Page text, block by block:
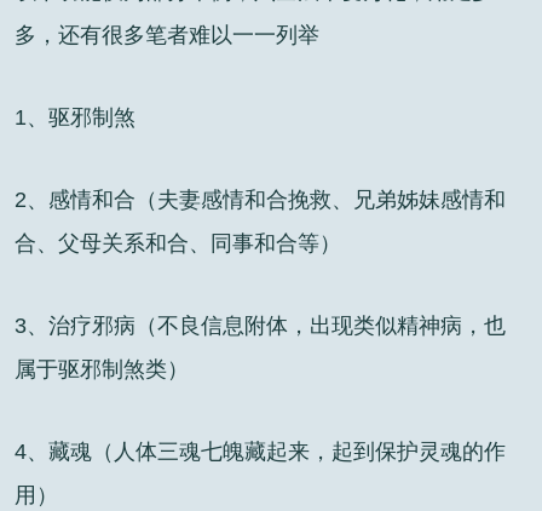
多，还有很多笔者难以一一列举
1、驱邪制煞
2、感情和合（夫妻感情和合挽救、兄弟姊妹感情和
合、父母关系和合、同事和合等）
3、治疗邪病（不良信息附体，出现类似精神病，也
属于驱邪制煞类）
4、藏魂（人体三魂七魄藏起来，起到保护灵魂的作
用）